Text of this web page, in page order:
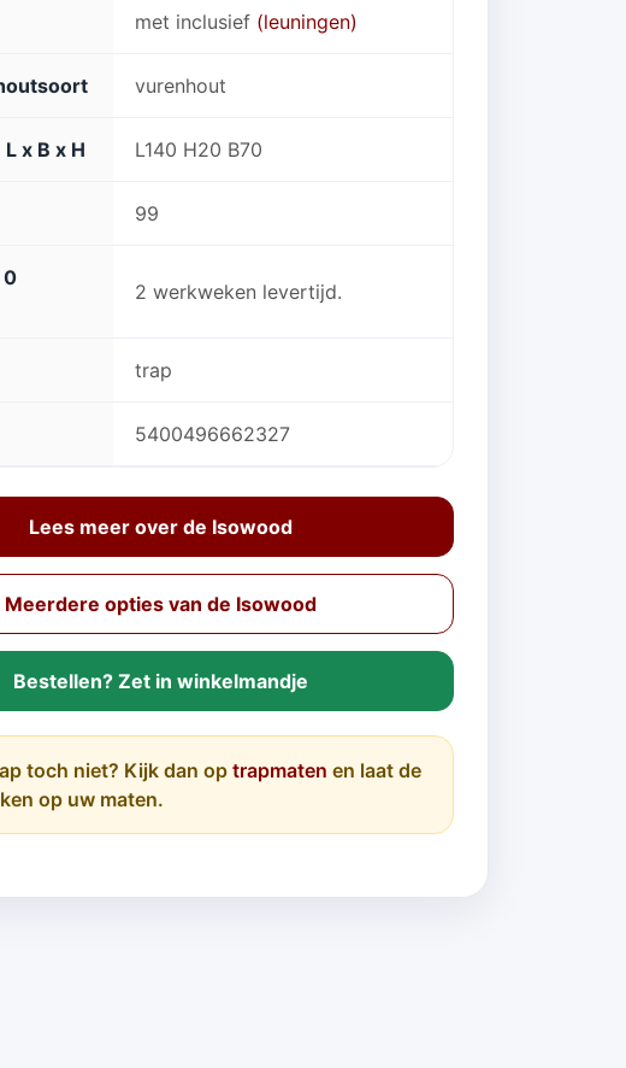
met inclusief (leuningen)
vurenhout
x B x H L140 H20 B70
99
0
2 werkweken levertijd.
trap
5400496662327
Lees meer over de Isowood
Meerdere opties van de Isowood
Bestellen? Zet in winkelmandje
toch niet? Kijk dan op trapmaten en laat de
op uw maten.